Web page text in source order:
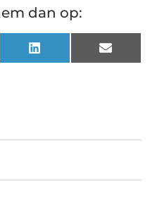
dan op:
LinkedIn Email